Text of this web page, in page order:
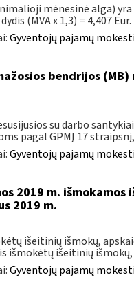
mėnesinė alga)
(MVA x 1,3) = 4,407 Eur.
Gyventojų pajamų
bendrijos
su darbo
pagal GPMĮ 17
Gyventojų pajamų
2019 m.
2019 m.
išeitinių išmokų,
išmokėtų išeitinių išmokų,
Gyventojų pajamų